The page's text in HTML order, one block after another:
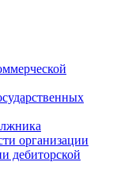
организации
дебиторской